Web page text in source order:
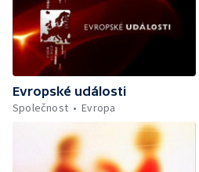
Evropské události
Společnost
Evropa